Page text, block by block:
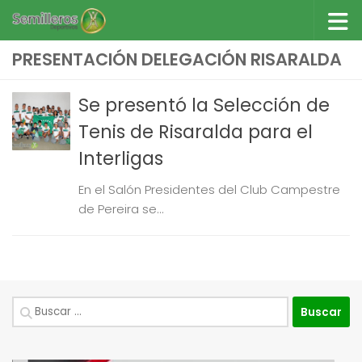
Saltar al contenido
PRESENTACIÓN DELEGACIÓN RISARALDA
Se presentó la Selección de
Tenis de Risaralda para el
Interligas
En el Salón Presidentes del Club Campestre
de Pereira se...
Buscar: